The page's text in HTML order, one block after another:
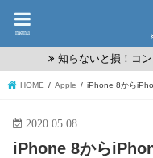
menu
知らないと損！コ
HOME Apple iPhone 8から
2020.05.08
iPhone 8から